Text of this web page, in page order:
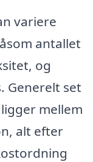
variere
antallet
og
Generelt set
mellem
alt efter